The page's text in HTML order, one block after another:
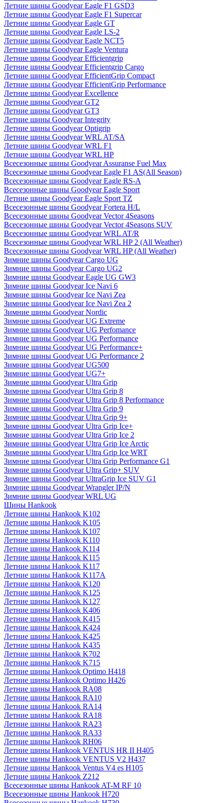
Летние шины Goodyear Eagle F1 GSD3
Летние шины Goodyear Eagle F1 Supercar
Летние шины Goodyear Eagle GT
Летние шины Goodyear Eagle LS-2
Летние шины Goodyear Eagle NCT5
Летние шины Goodyear Eagle Ventura
Летние шины Goodyear Efficientgrip
Летние шины Goodyear Efficientgrip Cargo
Летние шины Goodyear EfficientGrip Compact
Летние шины Goodyear EfficientGrip Performance
Летние шины Goodyear Excellence
Летние шины Goodyear GT2
Летние шины Goodyear GT3
Летние шины Goodyear Integrity
Летние шины Goodyear Optigrip
Летние шины Goodyear WRL AT/SA
Летние шины Goodyear WRL F1
Летние шины Goodyear WRL HP
Всесезонные шины Goodyear Assuranse Fuel Max
Всесезонные шины Goodyear Eagle F1 AS(All Season)
Всесезонные шины Goodyear Eagle RS-A
Всесезонные шины Goodyear Eagle Sport
Летние шины Goodyear Eagle Sport TZ
Всесезонные шины Goodyear Fortera H/L
Всесезонные шины Goodyear Vector 4Seasons
Всесезонные шины Goodyear Vector 4Seasons SUV
Всесезонные шины Goodyear WRL AT/R
Всесезонные шины Goodyear WRL HP 2 (All Weather)
Всесезонные шины Goodyear WRL HP (All Weather)
Зимние шины Goodyear Cargo UG
Зимние шины Goodyear Cargo UG2
Зимние шины Goodyear Eagle UG GW3
Зимние шины Goodyear Ice Navi 6
Зимние шины Goodyear Ice Navi Zea
Зимние шины Goodyear Ice Navi Zea 2
Зимние шины Goodyear Nordic
Зимние шины Goodyear UG Extreme
Зимние шины Goodyear UG Perfomance
Зимние шины Goodyear UG Performance
Зимние шины Goodyear UG Performance+
Зимние шины Goodyear UG Performance 2
Зимние шины Goodyear UG500
Зимние шины Goodyear UG7+
Зимние шины Goodyear Ultra Grip
Зимние шины Goodyear Ultra Grip 8
Зимние шины Goodyear Ultra Grip 8 Performance
Зимние шины Goodyear Ultra Grip 9
Зимние шины Goodyear Ultra Grip 9+
Зимние шины Goodyear Ultra Grip Ice+
Зимние шины Goodyear Ultra Grip Ice 2
Зимние шины Goodyear Ultra Grip Ice Arctic
Зимние шины Goodyear Ultra Grip Ice WRT
Зимние шины Goodyear Ultra Grip Performance G1
Зимние шины Goodyear Ultra Grip+ SUV
Зимние шины Goodyear UltraGrip Ice SUV G1
Зимние шины Goodyear Wrangler IP/N
Зимние шины Goodyear WRL UG
Шины Hankook
Летние шины Hankook K102
Летние шины Hankook K105
Летние шины Hankook K107
Летние шины Hankook K110
Летние шины Hankook K114
Летние шины Hankook K115
Летние шины Hankook K117
Летние шины Hankook K117A
Летние шины Hankook K120
Летние шины Hankook K125
Летние шины Hankook K127
Летние шины Hankook K406
Летние шины Hankook K415
Летние шины Hankook K424
Летние шины Hankook K425
Летние шины Hankook K435
Летние шины Hankook K702
Летние шины Hankook K715
Летние шины Hankook Optimo H418
Летние шины Hankook Optimo H426
Летние шины Hankook RA08
Летние шины Hankook RA10
Летние шины Hankook RA14
Летние шины Hankook RA18
Летние шины Hankook RA23
Летние шины Hankook RA33
Летние шины Hankook RH06
Летние шины Hankook VENTUS HR II H405
Летние шины Hankook VENTUS V2 H437
Летние шины Hankook Ventus V4 es H105
Летние шины Hankook Z212
Всесезонные шины Hankook AT-M RF 10
Всесезонные шины Hankook H720